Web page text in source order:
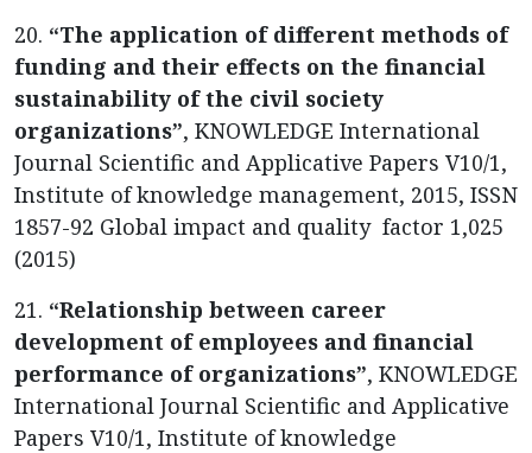
20. “The application of different methods of
funding and their effects on the financial
sustainability of the civil society
organizations”, KNOWLEDGE International
Journal Scientific and Applicative Papers V10/1,
Institute of knowledge management, 2015, ISSN
1857-92 Global impact and quality factor 1,025
(2015)
21. “Relationship between career
development of employees and financial
performance of organizations”, KNOWLEDGE
International Journal Scientific and Applicative
Papers V10/1, Institute of knowledge